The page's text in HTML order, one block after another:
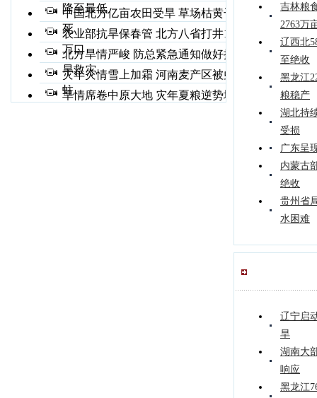
吉林粮
2763万
辽西北
至绝收
黑龙江
粮稳产
湖北持
受损
广东呈
内蒙古
绝收
贵州省
水困难
辽宁启
旱
湖南大
响应
黑龙江
降至最低
中国北方亿亩农田受旱 草场枯黄干
死
农业部抗旱保春管 北方八省打井126
万口
北方旱情严峻 防总紧急通知做好抗
旱救灾
灾年灾情雪上加霜 河南麦产区被虫
蛀
旱情席卷中原大地 灾年夏粮逆势增